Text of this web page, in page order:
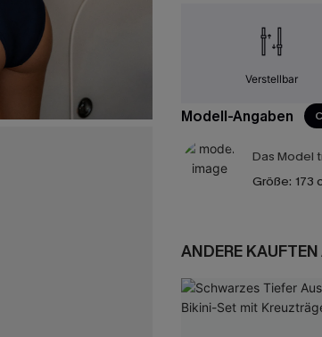
Verstellbar
Modell-Angaben
Das Model
Größe: 173
ANDERE KAUFTEN